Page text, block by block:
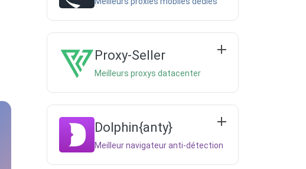
Proxy-Seller
Meilleurs proxys datacenter
Dolphin{anty}
Meilleur navigateur anti-détection